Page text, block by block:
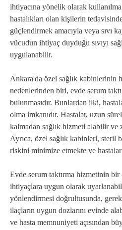
ihtiyacına yönelik olarak
hastalıkları olan kişilerin
güçlendirmek amacıyla veya sıvı
vücudun ihtiyaç duyduğu sıvıyı
uygulanabilir.
Ankara'da özel sağlık kabinlerinin
nedenlerinden biri, evde serum
bulunmasıdır. Bunlardan ilki,
olma imkanıdır. Hastalar, uzun
kalmadan sağlık hizmeti alabilir ve
Ayrıca, özel sağlık kabinleri, steril
riskini minimize etmekte ve
Evde serum taktırma hizmetinin bir
ihtiyaçlara uygun olarak
yönlendirmesi doğrultusunda,
ilaçların uygun dozlarını evinde
ve hasta memnuniyeti açısından